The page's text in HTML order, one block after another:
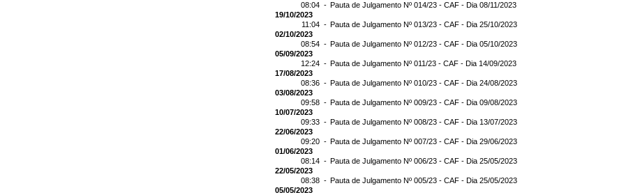
08:04 - Pauta de Julgamento Nº 014/23 - CAF - Dia 08/11/2023
19/10/2023
11:04 - Pauta de Julgamento Nº 013/23 - CAF - Dia 25/10/2023
02/10/2023
08:54 - Pauta de Julgamento Nº 012/23 - CAF - Dia 05/10/2023
05/09/2023
12:24 - Pauta de Julgamento Nº 011/23 - CAF - Dia 14/09/2023
17/08/2023
08:36 - Pauta de Julgamento Nº 010/23 - CAF - Dia 24/08/2023
03/08/2023
09:58 - Pauta de Julgamento Nº 009/23 - CAF - Dia 09/08/2023
10/07/2023
09:33 - Pauta de Julgamento Nº 008/23 - CAF - Dia 13/07/2023
22/06/2023
09:20 - Pauta de Julgamento Nº 007/23 - CAF - Dia 29/06/2023
01/06/2023
08:14 - Pauta de Julgamento Nº 006/23 - CAF - Dia 25/05/2023
22/05/2023
08:38 - Pauta de Julgamento Nº 005/23 - CAF - Dia 25/05/2023
05/05/2023